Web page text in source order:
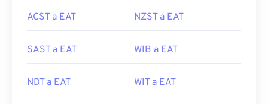
ACST a EAT NZST a EAT
SAST a EAT WIB a EAT
NDT a EAT WIT a EAT